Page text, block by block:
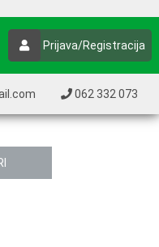
Prijava/Registracija
062 332 073